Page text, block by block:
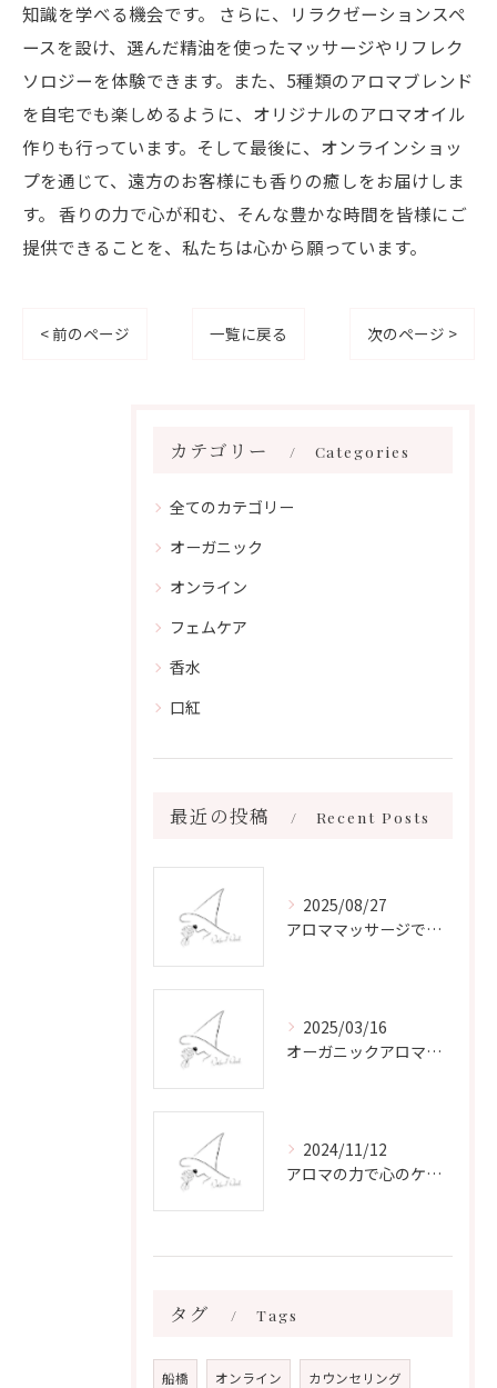
知識を学べる機会です。 さらに、リラクゼーションスペ
ースを設け、選んだ精油を使ったマッサージやリフレク
ソロジーを体験できます。また、5種類のアロマブレンド
を自宅でも楽しめるように、オリジナルのアロマオイル
作りも行っています。そして最後に、オンラインショッ
プを通じて、遠方のお客様にも香りの癒しをお届けしま
す。 香りの力で心が和む、そんな豊かな時間を皆様にご
提供できることを、私たちは心から願っています。
< 前のページ 一覧に戻る 次のページ >
カテゴリー Categories
全てのカテゴリー
オーガニック
オンライン
フェムケア
香水
口紅
最近の投稿 Recent Posts
2025/08/27
アロママッサージで叶える心身リラックスと健康維持の新習慣ガイド
2025/03/16
オーガニックアロマで心と体を癒す
2024/11/12
アロマの力で心のケアをする方法
タグ Tags
船橋 オンライン カウンセリング